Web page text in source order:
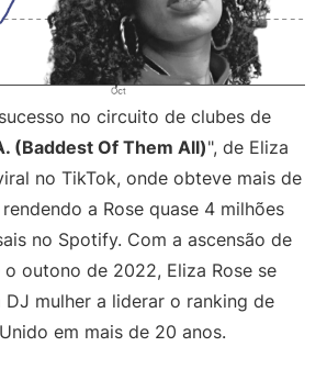
no circuito de clubes de
(Baddest Of Them All)", de Eliza
no TikTok, onde obteve mais de
a Rose quase 4 milhões
no Spotify. Com a ascensão de
o outono de 2022, Eliza Rose se
mulher a liderar o ranking de
em mais de 20 anos.